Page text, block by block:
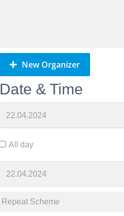
New Organizer
Date & Time
All day